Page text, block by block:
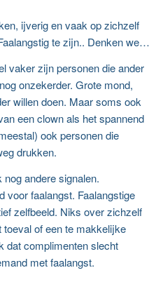
ijverig en vaak op zichzelf
te zijn.. Denken we…
vaker zijn personen die ander
onzekerder. Grote mond,
willen doen. Maar soms ook
een clown als het spannend
ook personen die
drukken.
andere signalen.
voor faalangst. Faalangstige
zelfbeeld. Niks over zichzelf
of een te makkelijke
dat complimenten slecht
met faalangst.